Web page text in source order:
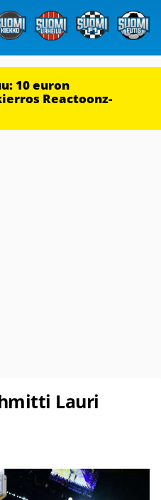
10 euron
Reactoonz-
Lauri